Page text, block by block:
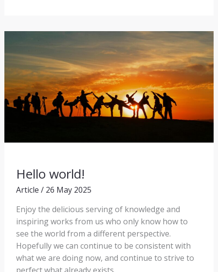
Hello world!
Article / 26 May 2025
Enjoy the delicious serving of knowledge and
inspiring works from us who only know how to
see the world from a different perspective.
Hopefully we can continue to be consistent with
what we are doing now, and continue to strive to